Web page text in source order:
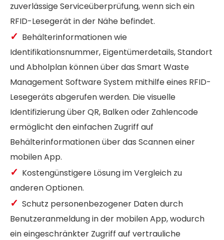
zuverlässige Serviceüberprüfung, wenn sich ein
RFID-Lesegerät in der Nähe befindet.
✓ Behälterinformationen wie
Identifikationsnummer, Eigentümerdetails, Standort
und Abholplan können über das Smart Waste
Management Software System mithilfe eines RFID-
Lesegeräts abgerufen werden. Die visuelle
Identifizierung über QR, Balken oder Zahlencode
ermöglicht den einfachen Zugriff auf
Behälterinformationen über das Scannen einer
mobilen App.
✓ Kostengünstigere Lösung im Vergleich zu
anderen Optionen.
✓ Schutz personenbezogener Daten durch
Benutzeranmeldung in der mobilen App, wodurch
ein eingeschränkter Zugriff auf vertrauliche